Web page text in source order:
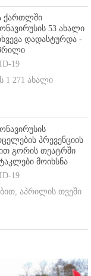
ქართლში
53 ახალი
დადასტურდა -
19
1 271 ახალი
პრევენციის
გორის თეატრში
მოიხსნა
19
აპრილის თვეში